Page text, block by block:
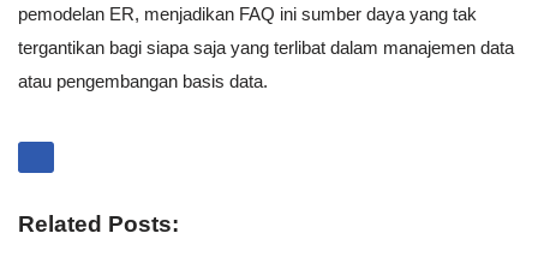
pemodelan ER, menjadikan FAQ ini sumber daya yang tak
tergantikan bagi siapa saja yang terlibat dalam manajemen data
atau pengembangan basis data.
Related Posts: